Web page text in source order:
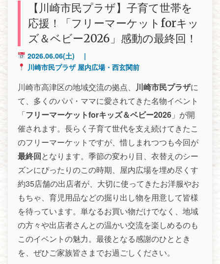
【川崎市民プラザ】子育て世帯を
応援！「フリーマーケットforキッ
ズ＆ベビー2026」感動の最終回！
2026.06.06(土)
|
川崎市民プラザ 屋内広場・西玄関前
川崎市高津区の地域交流の拠点、 川崎市民プラザに
て、多くのパパ・ママに愛されてきた名物イベント
「フリーマーケットforキッズ＆ベビー2026 」が開
催されます。長らく子育て世代を支え続けてきたこ
のフリーマーケットですが、惜しまれつつも今回が
最終回となります。季節の変わり目、衣替えのシー
ズンにぴったりのこの時期、屋内広場を埋め尽くす
約35店舗の出店者が、大切に使ってきたお洋服やお
もちゃ、育児用品などの掘り出し物を用意して皆様
を待っています。単なるお買い物だけでなく、地域
の方々や出店者さんとの温かい交流を楽しめるのも
このイベントの魅力。最後となる感謝のひととき
を、ぜひご家族皆さまでお過ごしください。